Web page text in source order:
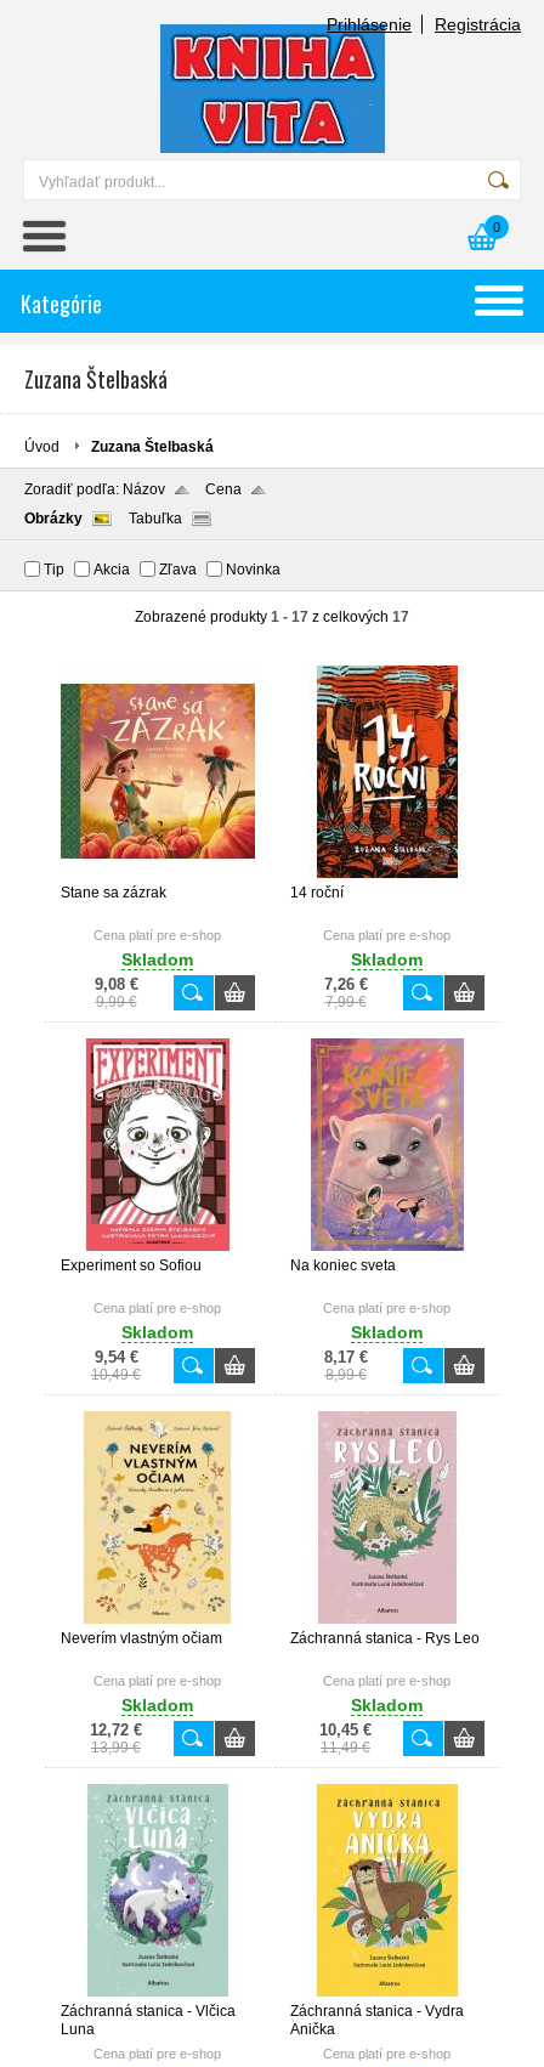
Prihlásenie Registrácia
0
Kategórie
Zuzana Štelbaská
Úvod Zuzana Štelbaská
Zoradiť podľa: Názov
Cena
Obrázky
Tabuľka
Tip Akcia Zľava Novinka
Zobrazené produkty 1 - 17 z celkových 17
Stane sa zázrak
Cena platí pre e-shop
Skladom
9,08 €
9,99 €
14 roční
Cena platí pre e-shop
Skladom
7,26 €
7,99 €
Experiment so Sofiou
Cena platí pre e-shop
Skladom
9,54 €
10,49 €
Na koniec sveta
Cena platí pre e-shop
Skladom
8,17 €
8,99 €
Neverím vlastným očiam
Cena platí pre e-shop
Skladom
12,72 €
13,99 €
Záchranná stanica - Rys Leo
Cena platí pre e-shop
Skladom
10,45 €
11,49 €
Záchranná stanica - Vlčica
Luna
Cena platí pre e-shop
Záchranná stanica - Vydra
Anička
Cena platí pre e-shop